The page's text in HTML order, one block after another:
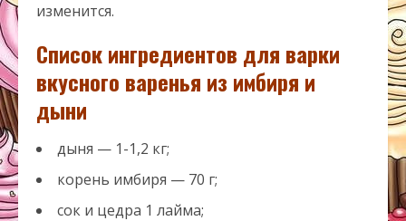
изменится.
Список ингредиентов для варки
вкусного варенья из имбиря и
дыни
дыня — 1-1,2 кг;
корень имбиря — 70 г;
сок и цедра 1 лайма;